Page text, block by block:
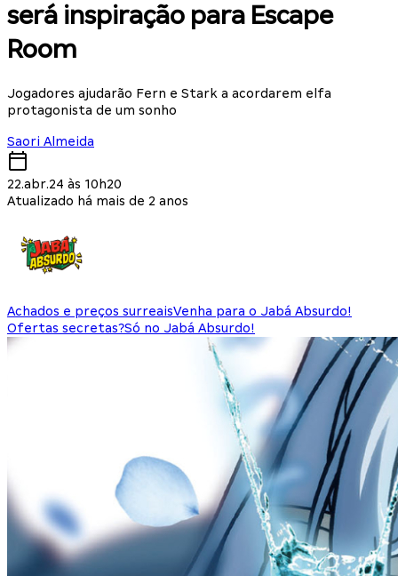
será inspiração para Escape
Room
Jogadores ajudarão Fern e Stark a acordarem elfa
protagonista de um sonho
Saori Almeida
22.abr.24 às 10h20
Atualizado há mais de 2 anos
Achados e preços surreaisVenha para o Jabá Absurdo!
Ofertas secretas?Só no Jabá Absurdo!